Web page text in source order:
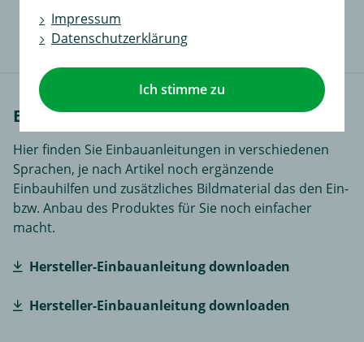
Einbauanleitungen
Hier finden Sie Einbauanleitungen in verschiedenen
Sprachen, je nach Artikel noch ergänzende
Einbauhilfen und zusätzliches Bildmaterial das den Ein-
bzw. Anbau des Produktes für Sie noch einfacher
macht.
Hersteller-Einbauanleitung downloaden
Hersteller-Einbauanleitung downloaden
Impressum
Datenschutzerklärung
Ich stimme zu